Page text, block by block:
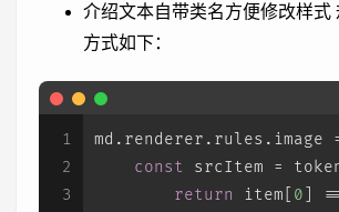
介绍文本自带类名方便修改样式
方式如下：
1
2
3
md. renderer . rules . image
const
srcItem =
return
item[ 0 ]